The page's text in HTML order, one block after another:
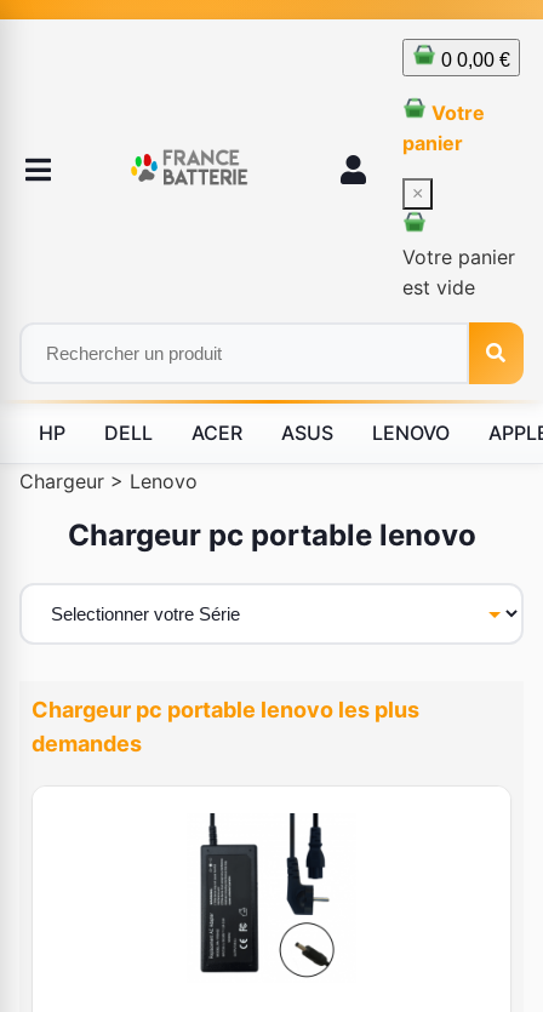
0 0,00 €
Votre
panier
×
Votre panier
est vide
HP DELL ACER ASUS LENOVO
Chargeur > Lenovo
Chargeur pc portable lenovo
Chargeur pc portable lenovo les plus
demandes